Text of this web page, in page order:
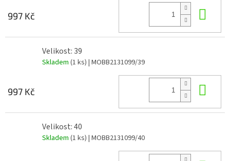
997 Kč
Velikost: 39
Skladem (1 ks) | MOBB2131099/39
997 Kč
Velikost: 40
Skladem (1 ks) | MOBB2131099/40